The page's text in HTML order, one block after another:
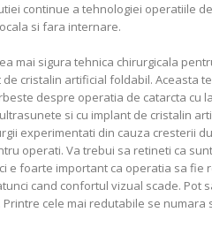
continue a tehnologiei operatiile
si fara internare.
mai sigura tehnica chirurgicala
cristalin artificial foldabil. Aceasta
despre operatia de catarcta cu
si cu implant de cristalin
experimentati din cauza cresterii
operati. Va trebui sa retineti ca
e foarte important ca operatia sa fie
cand confortul vizual scade. Pot
cele mai redutabile se